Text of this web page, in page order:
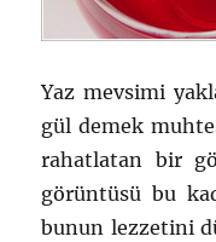
Yaz mevsimi
gül demek
rahatlatan bir
görüntüsü bu
bunun lezzetini